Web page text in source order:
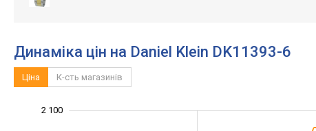
Динаміка цін на Daniel Klein DK11393-6
Ціна К-сть магазинів
2 100